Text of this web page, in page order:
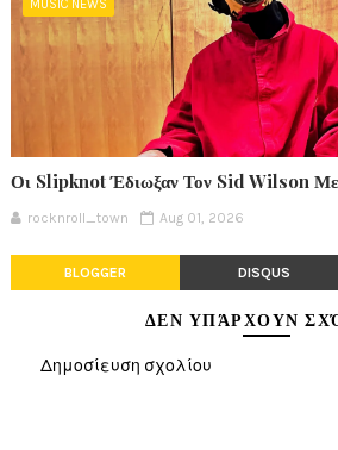
MUSIC NEWS
Οι Slipknot Έδιωξαν Τον Sid Wilson
rocknroll_town Aug 01, 2026
BLOGGER DISQUS
ΔΕΝ ΥΠΆΡΧΟΥΝ
Δημοσίευση σχολίου